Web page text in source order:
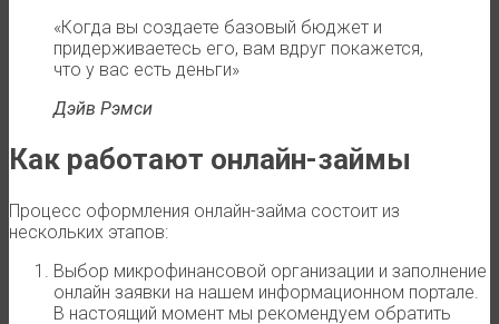
«Когда вы создаете базовый бюджет и
придерживаетесь его, вам вдруг покажется,
что у вас есть деньги»
Дэйв Рэмси
Как работают онлайн-займы
Процесс оформления онлайн-займа состоит из
нескольких этапов:
Выбор микрофинансовой организации и заполнение
онлайн заявки на нашем информационном портале.
В настоящий момент мы рекомендуем обратить